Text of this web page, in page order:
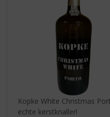
Kopke White Christmas
echte kerstknaller!